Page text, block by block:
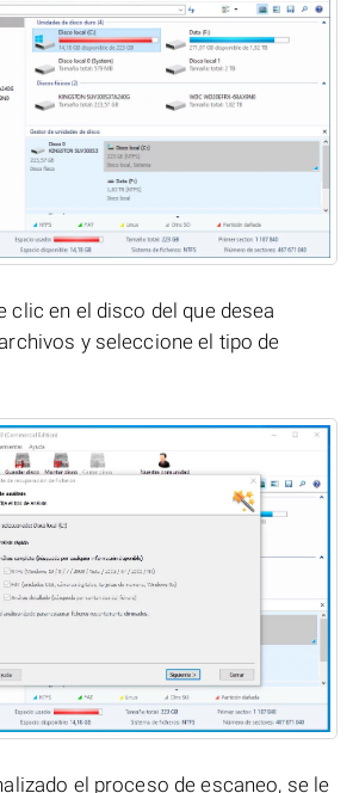
clic en el disco del que desea
y seleccione el tipo de
el proceso de escaneo, se le